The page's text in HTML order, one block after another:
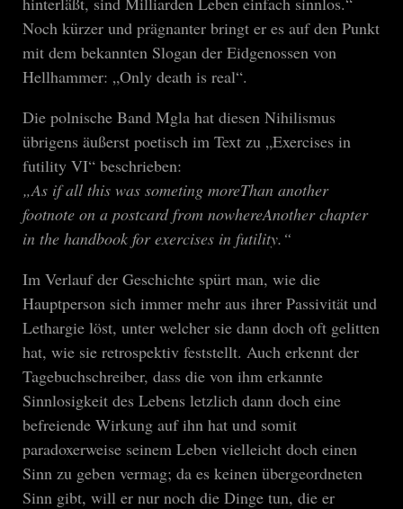
Noch kürzer und prägnanter bringt er es auf den Punkt
mit dem bekannten Slogan der Eidgenossen von
Hellhammer: „Only death is real“.
Die polnische Band Mgla hat diesen Nihilismus
übrigens äußerst poetisch im Text zu „Exercises in
futility VI“ beschrieben:
„As if all this was someting moreThan another
footnote on a postcard from nowhereAnother chapter
in the handbook for exercises in futility.“
Im Verlauf der Geschichte spürt man, wie die
Hauptperson sich immer mehr aus ihrer Passivität und
Lethargie löst, unter welcher sie dann doch oft gelitten
hat, wie sie retrospektiv feststellt. Auch erkennt der
Tagebuchschreiber, dass die von ihm erkannte
Sinnlosigkeit des Lebens letzlich dann doch eine
befreiende Wirkung auf ihn hat und somit
paradoxerweise seinem Leben vielleicht doch einen
Sinn zu geben vermag; da es keinen übergeordneten
Sinn gibt, will er nur noch die Dinge tun, die er